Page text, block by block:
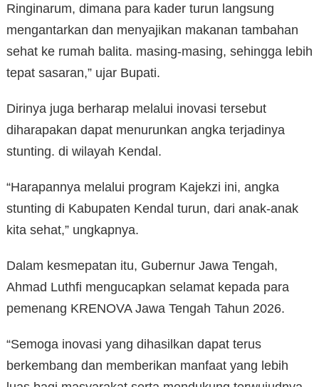
Ringinarum, dimana para kader turun langsung
mengantarkan dan menyajikan makanan tambahan
sehat ke rumah balita. masing-masing, sehingga lebih
tepat sasaran,” ujar Bupati.
Dirinya juga berharap melalui inovasi tersebut
diharapakan dapat menurunkan angka terjadinya
stunting. di wilayah Kendal.
“Harapannya melalui program Kajekzi ini, angka
stunting di Kabupaten Kendal turun, dari anak-anak
kita sehat,” ungkapnya.
Dalam kesmepatan itu, Gubernur Jawa Tengah,
Ahmad Luthfi mengucapkan selamat kepada para
pemenang KRENOVA Jawa Tengah Tahun 2026.
“Semoga inovasi yang dihasilkan dapat terus
berkembang dan memberikan manfaat yang lebih